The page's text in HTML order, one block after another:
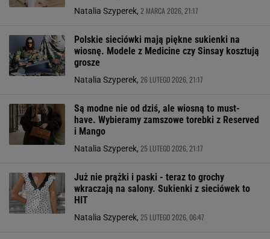
Natalia Szyperek, 2 MARCA 2026, 21:17
Polskie sieciówki mają piękne sukienki na
wiosnę. Modele z Medicine czy Sinsay kosztują
grosze
Natalia Szyperek, 26 LUTEGO 2026, 21:17
Są modne nie od dziś, ale wiosną to must-
have. Wybieramy zamszowe torebki z Reserved
i Mango
Natalia Szyperek, 25 LUTEGO 2026, 21:17
Już nie prążki i paski - teraz to grochy
wkraczają na salony. Sukienki z sieciówek to
HIT
Natalia Szyperek, 25 LUTEGO 2026, 06:47